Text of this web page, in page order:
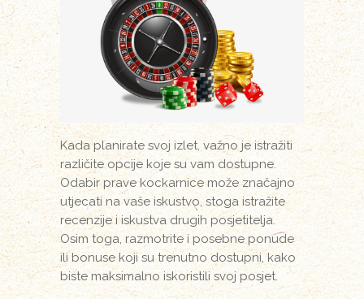
Kada planirate svoj izlet, važno je istražiti
različite opcije koje su vam dostupne.
Odabir prave kockarnice može značajno
utjecati na vaše iskustvo, stoga istražite
recenzije i iskustva drugih posjetitelja.
Osim toga, razmotrite i posebne ponude
ili bonuse koji su trenutno dostupni, kako
biste maksimalno iskoristili svoj posjet.